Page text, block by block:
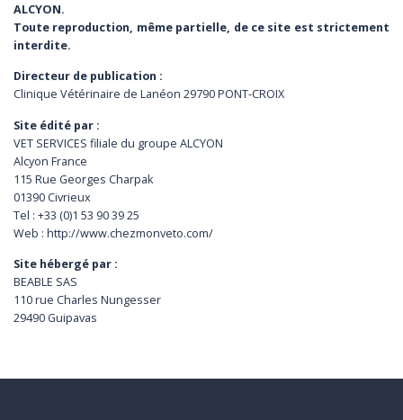
ALCYON.
Toute reproduction, même partielle, de ce site est strictement
interdite.
Directeur de publication :
Clinique Vétérinaire de Lanéon 29790 PONT-CROIX
Site édité par :
VET SERVICES filiale du groupe ALCYON
Alcyon France
115 Rue Georges Charpak
01390 Civrieux
Tel : +33 (0)1 53 90 39 25
Web : http://www.chezmonveto.com/
Site hébergé par :
BEABLE SAS
110 rue Charles Nungesser
29490 Guipavas